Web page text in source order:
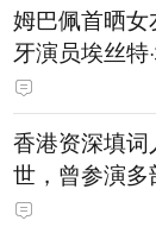
姆巴佩首晒
牙演员埃丝特
风暴》走红
香港资深填
世，曾参演
神到》由他填词